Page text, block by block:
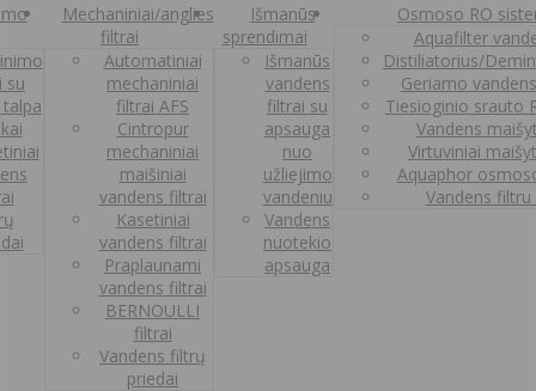
su
Mechaniniai/anglies
filtrai
Automatiniai
mechaniniai
filtrai AFS
Cintropur
mechaniniai
maišiniai
vandens filtrai
Kasetiniai
vandens filtrai
Praplaunami
vandens filtrai
BERNOULLI
filtrai
Vandens filtrų
priedai
Išmanūs
sprendimai
Išmanūs
vandens
filtrai su
apsauga
nuo
užliejimo
vandeniu
Vandens
nuotekio
apsauga
Osmoso RO
Aquafilter
Distiliatorius/
Geriamo
Tiesioginio srauto
Vandens
Virtuviniai
Aquaphor
Vandens filtru